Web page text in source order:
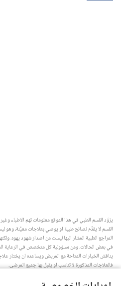
يزوّد القسم الطبي في هذا الموقع معلومات تهم الاطباء
القسم لا يقدِّم نصائح طبية او يوصي بعلاجات معيَّنة،‏ وهو
المراجع الطبية المشار اليها ليست من اصدار شهود يهوه.‏
في بعض الحالات.‏ ومن مسؤولية كل متخصص في الرعاية
يناقش الخيارات المتاحة مع المريض ويساعده ان يختار
فالعلاجات المذكورة لا تناسب او يقبل بها جميع المرضى.‏
ملاحظة للمريض:‏ استشر دائما طبيبك او شخصا متخصصا